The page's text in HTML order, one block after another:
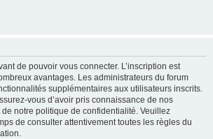
de pouvoir vous connecter. L’inscription est
avantages. Les administrateurs du forum
supplémentaires aux utilisateurs inscrits.
vous d’avoir pris connaissance de nos
de notre politique de confidentialité. Veuillez
de consulter attentivement toutes les règles du